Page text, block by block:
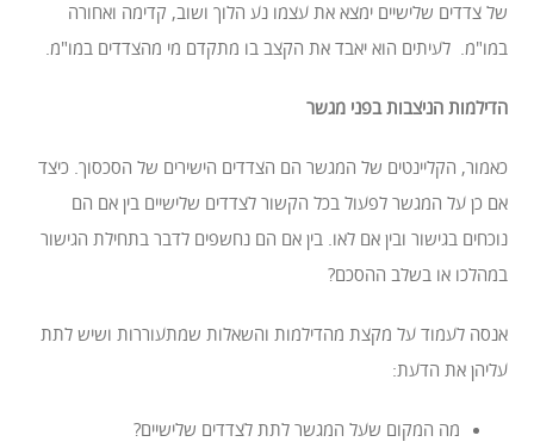
של צדדים שלישיים ימצא את עצמו נע הלוך ושוב, קדימה ואחורה
במו"מ. לעיתים הוא יאבד את הקצב בו מתקדם מי מהצדדים במו"מ.
הדילמות הניצבות בפני מגשר
כאמור, הקליינטים של המגשר הם הצדדים הישירים של הסכסוך. כיצד
אם כן על המגשר לפעול בכל הקשור לצדדים שלישיים בין אם הם
נוכחים בגישור ובין אם לאו. בין אם הם נחשפים לדבר בתחילת הגישור
במהלכו או בשלב ההסכם?
אנסה לעמוד על מקצת מהדילמות והשאלות שמתעוררות ושיש לתת
עליהן את הדעת:
מה המקום שעל המגשר לתת לצדדים שלישיים?